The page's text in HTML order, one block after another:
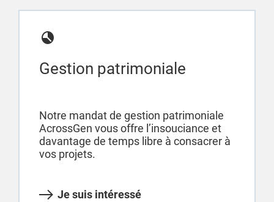
Gestion patrimoniale
Notre mandat de gestion patrimoniale
AcrossGen vous offre l’insouciance et
davantage de temps libre à consacrer à
vos projets.
Je suis intéressé